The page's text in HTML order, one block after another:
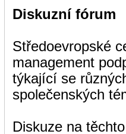
Diskuzní fórum
Středoevropské
management
týkající se
společenských
Diskuze na